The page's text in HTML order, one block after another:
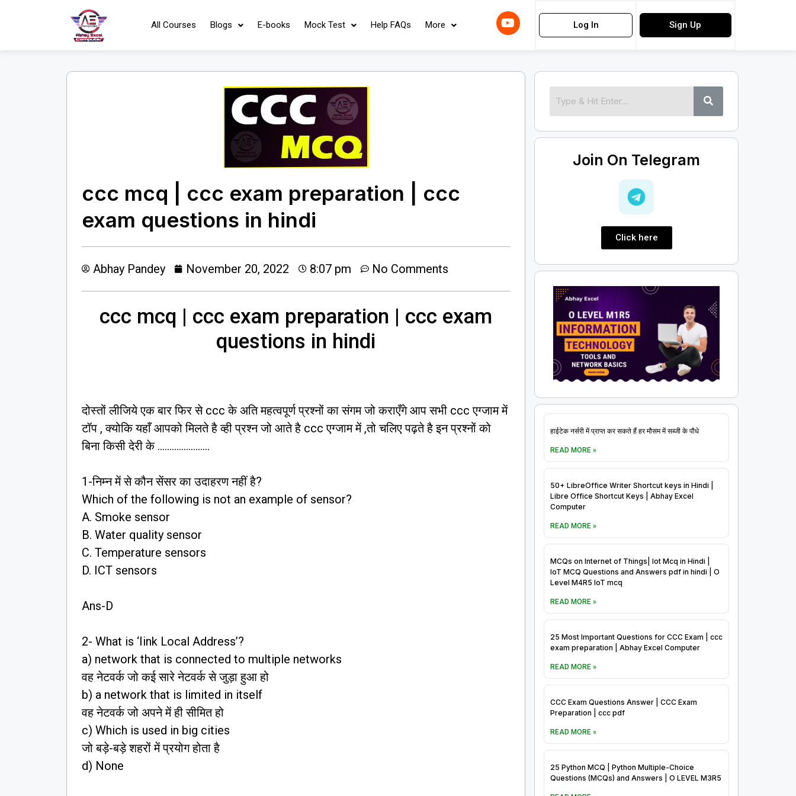
All Courses Blogs E-books Mock Test Help FAQs More Log In Sign Up
ccc mcq | ccc exam preparation | ccc
exam questions in hindi
Abhay Pandey November 20, 2022 8:07 pm No Comments
ccc mcq | ccc exam preparation | ccc exam
questions in hindi
दोस्तों लीजिये एक बार फिर से ccc के अति महत्वपूर्ण प्रश्नों का संगम जो कराएँगे आप सभी ccc एग्जाम में
टॉप , क्योकि यहाँ आपको मिलते है व्ही प्रश्न जो आते है ccc एग्जाम में ,तो चलिए पढ़ते है इन प्रश्नों को
बिना किसी देरी के ………………….
1-निम्न में से कौन सेंसर का उदाहरण नहीं है?
Which of the following is not an example of sensor?
A. Smoke sensor
B. Water quality sensor
C. Temperature sensors
D. ICT sensors
Ans-D
2- What is ‘Iink Local Address’?
a) network that is connected to multiple networks
वह नेटवर्क जो कई सारे नेटवर्क से जुड़ा हुआ हो
b) a network that is limited in itself
वह नेटवर्क जो अपने में ही सीमित हो
c) Which is used in big cities
जो बड़े-बड़े शहरों में प्रयोग होता है
d) None
Join On Telegram
Click here
हाईटेक नर्सरी में प्राप्त कर सकते हैं हर मौसम में सब्जी के पौधे
READ MORE »
50+ LibreOffice Writer Shortcut keys in Hindi |
Libre Office Shortcut Keys | Abhay Excel
Computer
READ MORE »
MCQs on Internet of Things| Iot Mcq in Hindi |
IoT MCQ Questions and Answers pdf in hindi | O
Level M4R5 IoT mcq
READ MORE »
25 Most Important Questions for CCC Exam | ccc
exam preparation | Abhay Excel Computer
READ MORE »
CCC Exam Questions Answer | CCC Exam
Preparation | ccc pdf
READ MORE »
25 Python MCQ | Python Multiple-Choice
Questions (MCQs) and Answers | O LEVEL M3R5